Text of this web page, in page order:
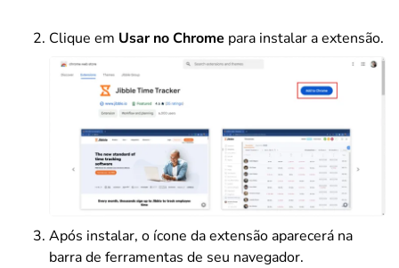
Clique em Usar no Chrome para instalar a extensão.
Após instalar, o ícone da extensão aparecerá na
barra de ferramentas de seu navegador.